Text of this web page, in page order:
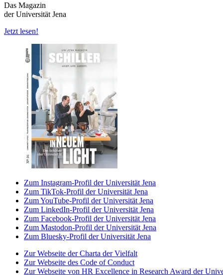
Das Magazin
der Universität Jena
Jetzt lesen!
Zum Instagram-Profil der Universität Jena
Zum TikTok-Profil der Universität Jena
Zum YouTube-Profil der Universität Jena
Zum LinkedIn-Profil der Universität Jena
Zum Facebook-Profil der Universität Jena
Zum Mastodon-Profil der Universität Jena
Zum Bluesky-Profil der Universität Jena
Zur Webseite der Charta der Vielfalt
Zur Webseite des Code of Conduct
Zur Webseite von HR Excellence in Research Award der